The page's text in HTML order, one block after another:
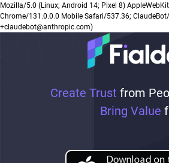
Create Trust from
Bring Value
Mozilla/5.0 (Linux; Android 14; Pixel 8)
Chrome/131.0.0.0 Mobile Safari/537.36;
+claudebot@anthropic.com)